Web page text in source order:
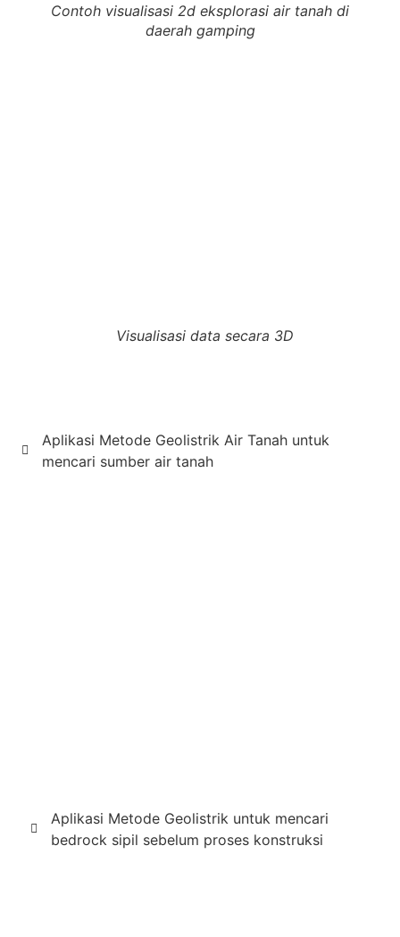
Contoh visualisasi 2d eksplorasi air tanah di
daerah gamping
Visualisasi data secara 3D
Aplikasi Metode Geolistrik Air Tanah untuk
mencari sumber air tanah
Aplikasi Metode Geolistrik untuk mencari
bedrock sipil sebelum proses konstruksi